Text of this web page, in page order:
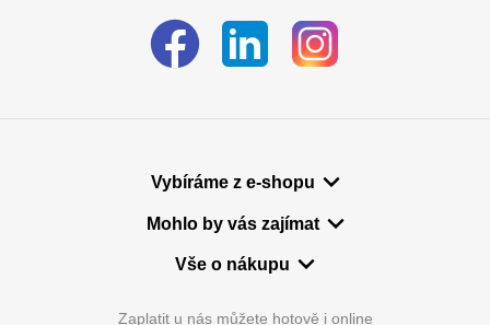
Vybíráme z e-shopu
Mohlo by vás zajímat
Vše o nákupu
Zaplatit u nás můžete hotově i online